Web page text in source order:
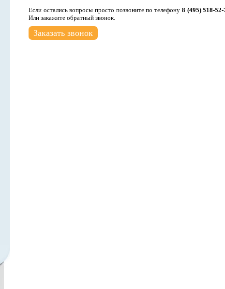
Если остались вопросы просто позвоните по телефону 8 (495) 518-52-
Или закажите обратный звонок.
Заказать звонок